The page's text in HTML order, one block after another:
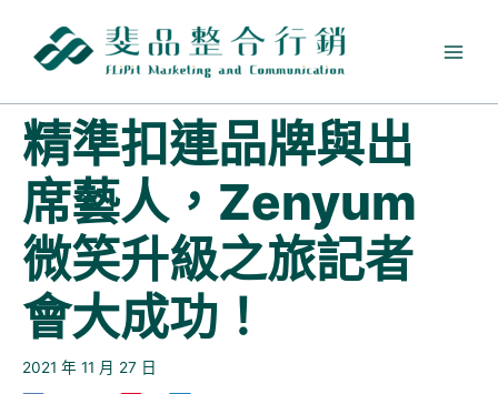
內
精準扣連品牌與出
席藝人，Zenyum
微笑升級之旅記者
會大成功！
2021 年 11 月 27 日